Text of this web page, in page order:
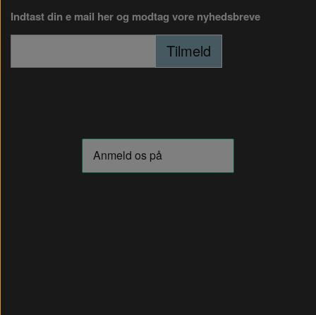
Indtast din e mail her og modtag vore nyhedsbreve
Tilmeld